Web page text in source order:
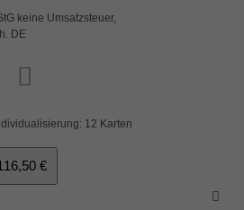
keine Umsatzsteuer,
DE
12 Karten
€